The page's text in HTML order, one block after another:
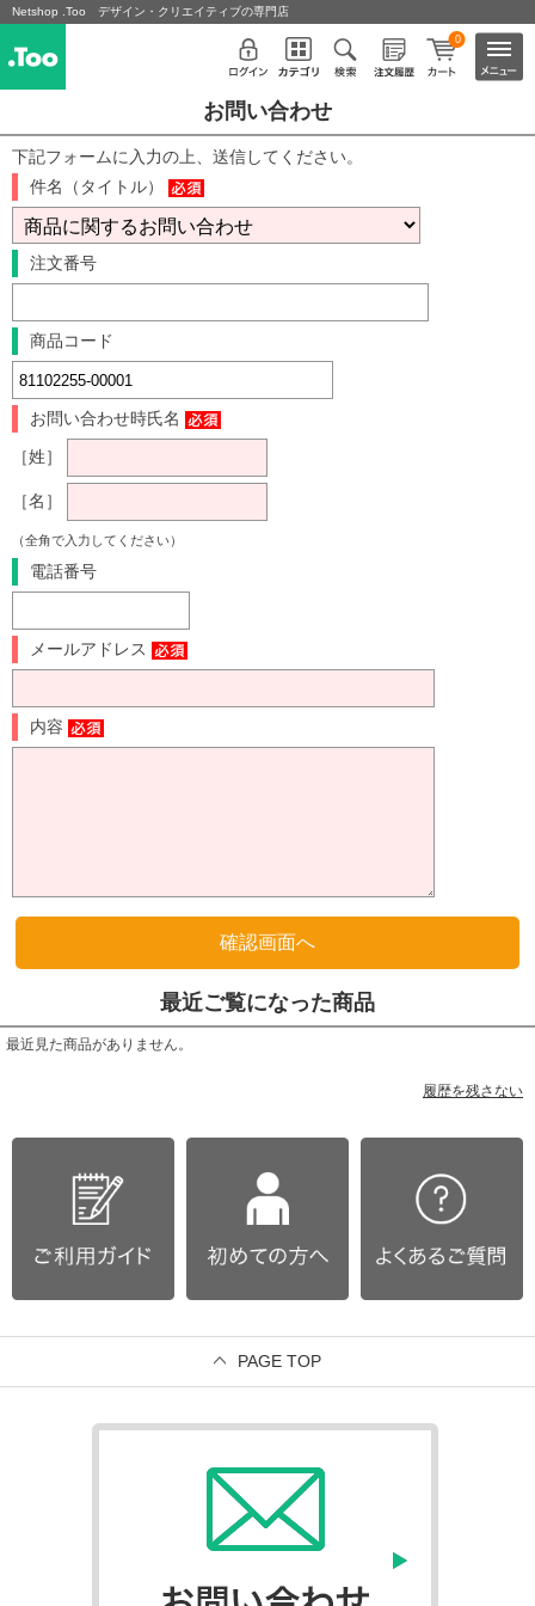
Netshop .Too デザイン・クリエイティブの専門店
0
お問い合わせ
下記フォームに入力の上、送信してください。
件名（タイトル）
注文番号
商品コード
お問い合わせ時氏名
［姓］
［名］
（全角で入力してください）
電話番号
メールアドレス
内容
最近ご覧になった商品
最近見た商品がありません。
履歴を残さない
PAGE TOP